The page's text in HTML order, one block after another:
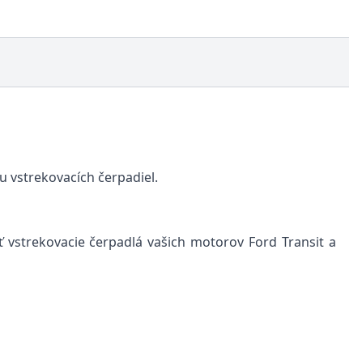
vstrekovacích čerpadiel.
čerpadlá vašich motorov Ford Transit a